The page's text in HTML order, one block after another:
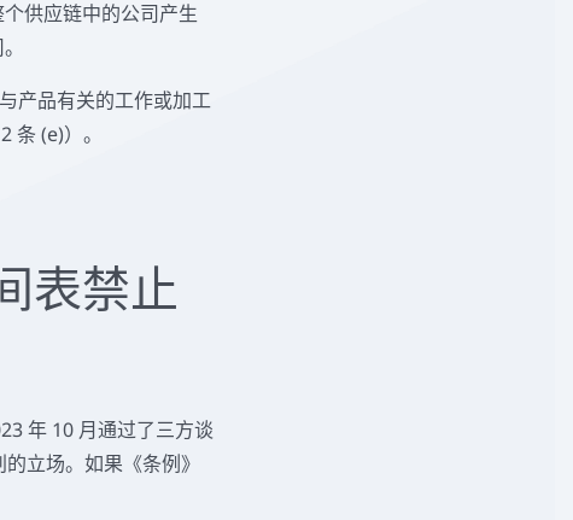
供应链中的公司产生
与产品有关的工作或加工
(e)）。
表禁止
年 10 月通过了三方谈
立场。如果《条例》